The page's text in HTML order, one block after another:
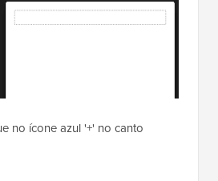
no ícone azul '+' no canto